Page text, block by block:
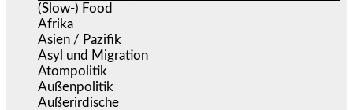
(Slow-) Food
Afrika
Asien / Pazifik
Asyl und Migration
Atompolitik
Außenpolitik
Außerirdische